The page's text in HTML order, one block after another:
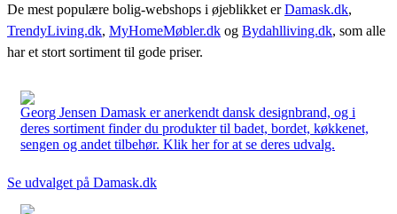
De mest populære bolig-webshops i øjeblikket erDamask.dk,
TrendyLiving.dk, MyHomeMøbler.dk og Bydahlliving.dk, som alle
har et stort sortiment til gode priser.
Georg Jensen Damask er anerkendt dansk designbrand, og i
deres sortiment finder du produkter til badet, bordet, køkkenet,
sengen og andet tilbehør. Klik her for at se deres udvalg.
Se udvalget på Damask.dk